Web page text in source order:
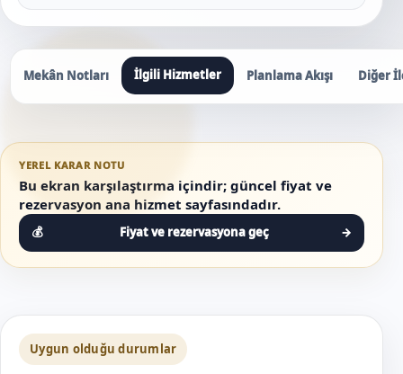
Mekân Notları İlgili Hizmetler Planlama Akışı Diğer
YEREL KARAR NOTU
Bu ekran karşılaştırma içindir; güncel fiyat ve
rezervasyon ana hizmet sayfasındadır.
Fiyat ve rezervasyona geç →
Uygun olduğu durumlar